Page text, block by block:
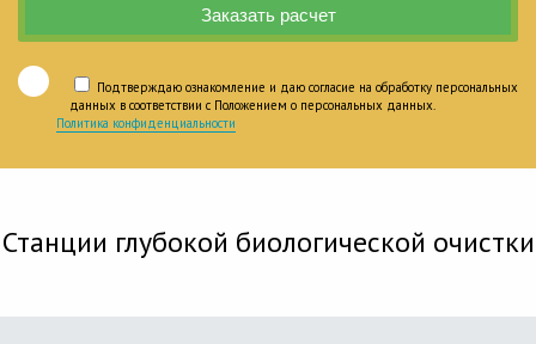
Подтверждаю ознакомление и даю согласие на обработку персональных
данных в соответствии с Положением о персональных данных.
Политика конфиденциальности
Станции глубокой биологической очистки